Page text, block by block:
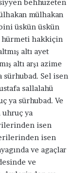
behhuzeten
mülhakan
üskün üskün
hürmeti hakkiçin
altı ayet
altı arşı azime
Sel isen
sallalahü
ya sürhubad. Ve
ya
isen
isen
ve agaçlar
ve